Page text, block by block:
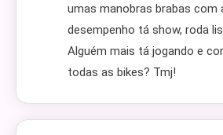
umas manobras brabas com
desempenho tá show, roda
Alguém mais tá jogando e
todas as bikes? Tmj!